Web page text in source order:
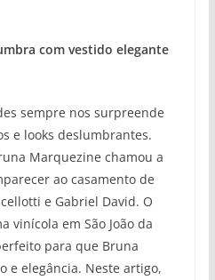
com vestido elegante
sempre nos surpreende
e looks deslumbrantes.
Marquezine chamou a
ao casamento de
e Gabriel David. O
vinícola em São João da
para que Bruna
e elegância. Neste artigo,